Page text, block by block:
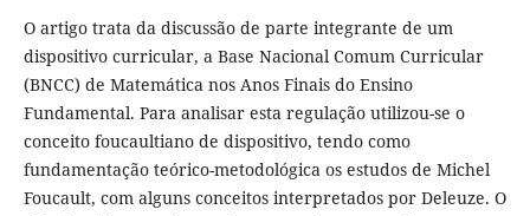
O artigo trata da discussão de parte integrante de um
dispositivo curricular, a Base Nacional Comum Curricular
(BNCC) de Matemática nos Anos Finais do Ensino
Fundamental. Para analisar esta regulação utilizou-se o
conceito foucaultiano de dispositivo, tendo como
fundamentação teórico-metodológica os estudos de Michel
Foucault, com alguns conceitos interpretados por Deleuze. O